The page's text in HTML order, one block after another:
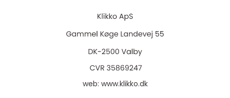
web: www.klikko.dk